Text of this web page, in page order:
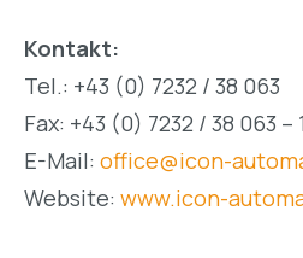
Kontakt:
Tel.: +43 (0) 7232 / 38 063
Fax: +43 (0) 7232 / 38 063 –
E-Mail: office@icon-
Website: www.icon-